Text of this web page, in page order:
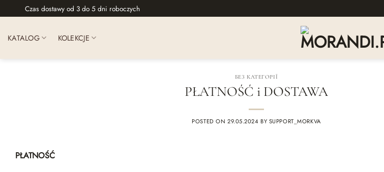
to
Czas dostawy od 3 do 5 dni roboczych
KATALOG KOLEKCJE
БЕЗ КАТЕГОРІЇ
PŁATNOŚĆ i DOSTAWA
POSTED ON 29.05.2024 BY SUPPORT_MORKVA
PŁATNOŚĆ